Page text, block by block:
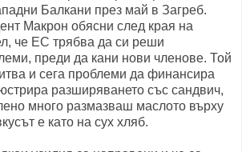
Балкани през май в Загреб.
Макрон обясни след края на
че ЕС трябва да си реши
преди да кани нови членове. Той
и сега проблеми да финансира
разширяването със сандвич,
много размазваш маслото върху
е като на сух хляб.